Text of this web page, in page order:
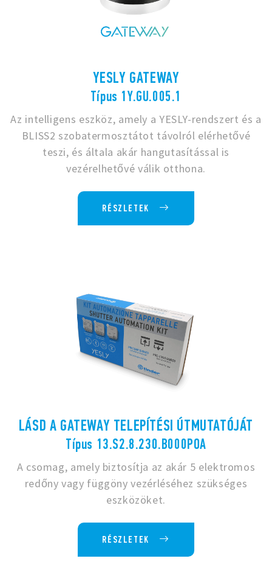
YESLY GATEWAY
Típus 1Y.GU.005.1
Az intelligens eszköz, amely a YESLY-rendszert és a
BLISS2 szobatermosztátot távolról elérhetővé
teszi, és általa akár hangutasítással is
vezérelhetővé válik otthona.
RÉSZLETEK
LÁSD A GATEWAY TELEPÍTÉSI ÚTMUTATÓJÁT
Típus 13.S2.8.230.B000POA
A csomag, amely biztosítja az akár 5 elektromos
redőny vagy függöny vezérléséhez szükséges
eszközöket.
RÉSZLETEK